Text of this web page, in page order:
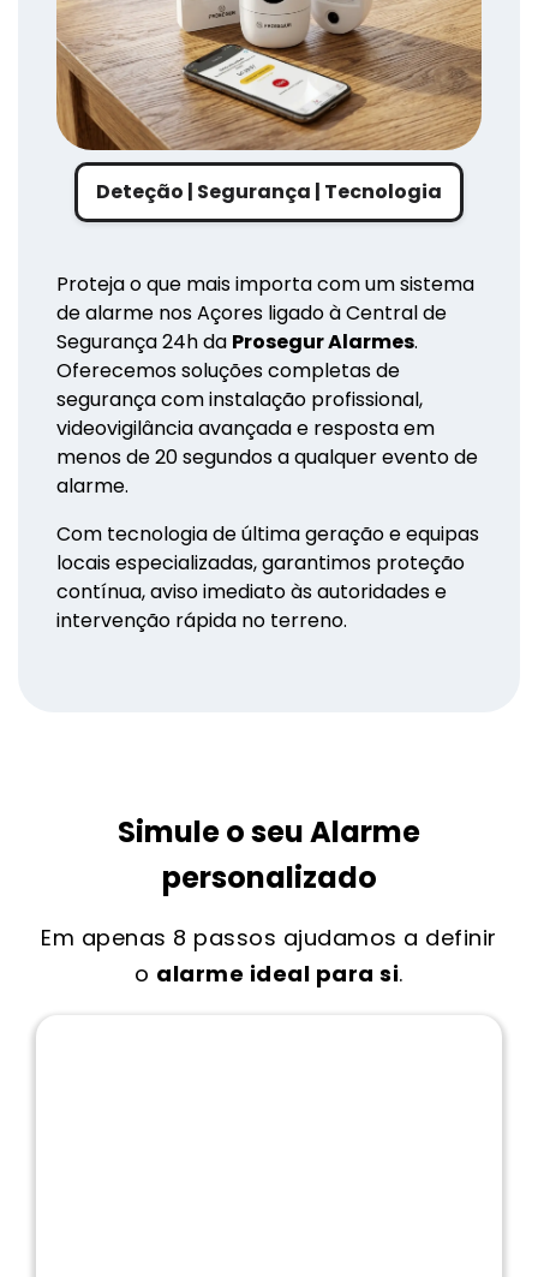
Deteção | Segurança | Tecnologia
Proteja o que mais importa com um sistema
de alarme nos Açores ligado à Central de
Segurança 24h da Prosegur Alarmes.
Oferecemos soluções completas de
segurança com instalação profissional,
videovigilância avançada e resposta em
menos de 20 segundos a qualquer evento de
alarme.
Com tecnologia de última geração e equipas
locais especializadas, garantimos proteção
contínua, aviso imediato às autoridades e
intervenção rápida no terreno.
Simule o seu Alarme
personalizado
Em apenas 8 passos ajudamos a definir
o alarme ideal para si.